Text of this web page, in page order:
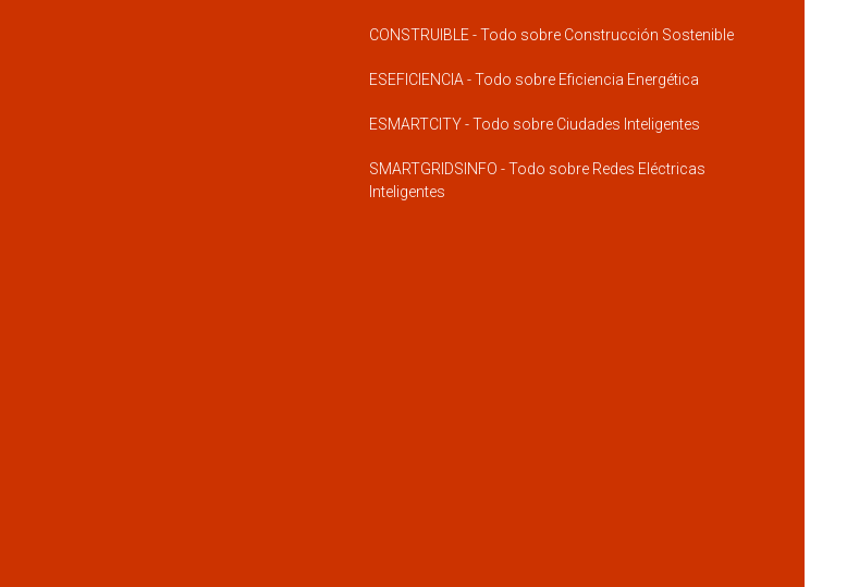
CONSTRUIBLE - Todo sobre Construcción Sostenible
ESEFICIENCIA - Todo sobre Eficiencia Energética
ESMARTCITY - Todo sobre Ciudades Inteligentes
SMARTGRIDSINFO - Todo sobre Redes Eléctricas
Inteligentes